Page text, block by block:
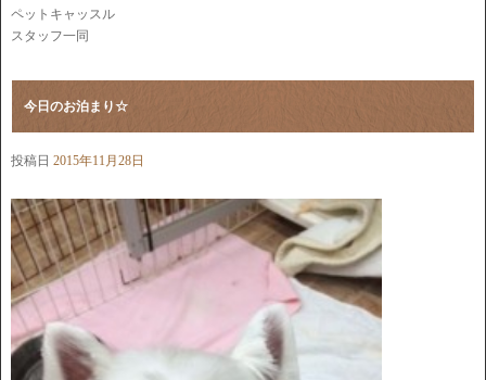
ペットキャッスル
スタッフ一同
今日のお泊まり☆
投稿日 2015年11月28日